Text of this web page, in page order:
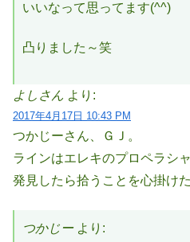
いいなって思ってます(^^)
凸りました～笑
よしさん より:
2017年4月17日 10:43 PM
つかじーさん、ＧＪ。
ラインはエレキのプロペラシ
発見したら拾うことを心掛け
つかじー より: